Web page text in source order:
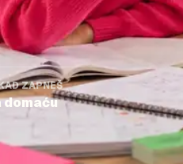
ZAPNEŠ
domaću